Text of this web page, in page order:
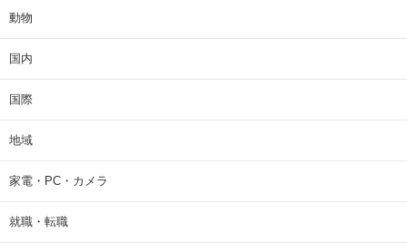
動物
国内
国際
地域
家電・PC・カメラ
就職・転職